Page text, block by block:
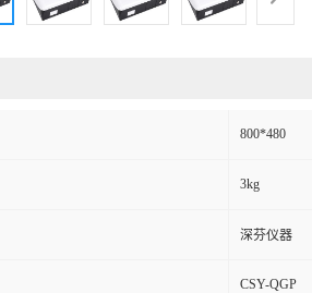
800*480
3kg
深芬仪器
CSY-QGP